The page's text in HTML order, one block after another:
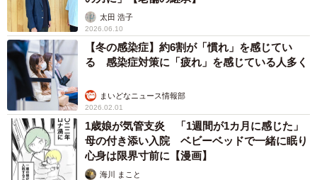
太田 浩子
2026.06.10
【冬の感染症】約6割が「慣れ」を感じてい
る 感染症対策に「疲れ」を感じている人多く
まいどなニュース情報部
2026.02.01
1歳娘が気管支炎 「1週間が1カ月に感じた」
母の付き添い入院 ベビーベッドで一緒に眠り
心身は限界寸前に【漫画】
海川 まこと